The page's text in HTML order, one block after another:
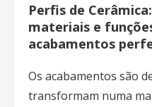
Perfis de
materiais e
acabamentos
Os acabamentos são
transformam numa